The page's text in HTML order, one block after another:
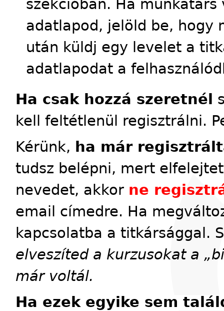
szekcióban. Ha
adatlapod, jelöld be, hogy
után küldj egy levelet a
adatlapodat a
Ha csak hozzá szeretnél
kell feltétlenül regisztrálni.
Kérünk, ha már
tudsz belépni, mert
nevedet, akkor ne
email címedre. Ha
kapcsolatba a titkársággal.
elveszíted a kurzusokat a
már voltál.
Ha ezek egyike sem